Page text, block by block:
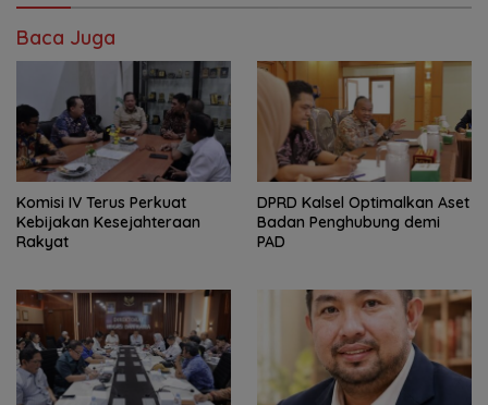
Baca Juga
Komisi IV Terus Perkuat
Kebijakan Kesejahteraan
Rakyat
‎DPRD Kalsel Optimalkan Aset
Badan Penghubung demi
PAD